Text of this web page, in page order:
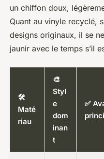
un chiffon doux,
Quant au vinyle recyclé,
designs originaux, il se
jaunir avec le temps s’il
🛠️
Maté
riau
🎨
Styl
e
dom
inan
t
✅